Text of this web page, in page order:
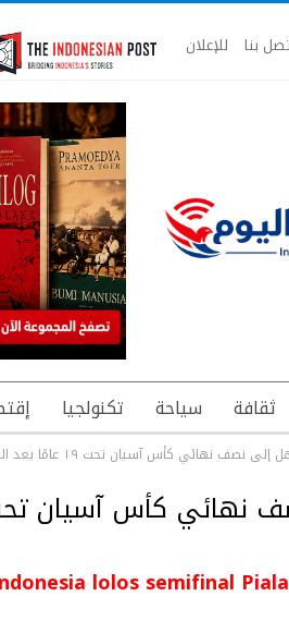
بنا للإعلان
ثقافة سياحة تكنولجيا
نهائي كأس آسيان تحت ١٩ عامًا بعد الفوز على فيتنام
lolos semifinal Piala